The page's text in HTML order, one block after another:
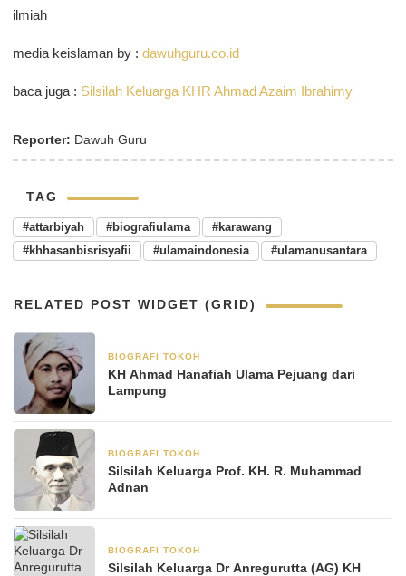
ilmiah
media keislaman by : dawuhguru.co.id
baca juga : Silsilah Keluarga KHR Ahmad Azaim Ibrahimy
Reporter: Dawuh Guru
TAG
#attarbiyah #biografiulama
#karawang
#khhasanbisrisyafii
#ulamaindonesia #ulamanusantara
RELATED POST WIDGET (GRID)
BIOGRAFI TOKOH
KH Ahmad Hanafiah Ulama Pejuang dari
Lampung
BIOGRAFI TOKOH
Silsilah Keluarga Prof. KH. R. Muhammad
Adnan
BIOGRAFI TOKOH
Silsilah Keluarga Dr Anregurutta (AG) KH